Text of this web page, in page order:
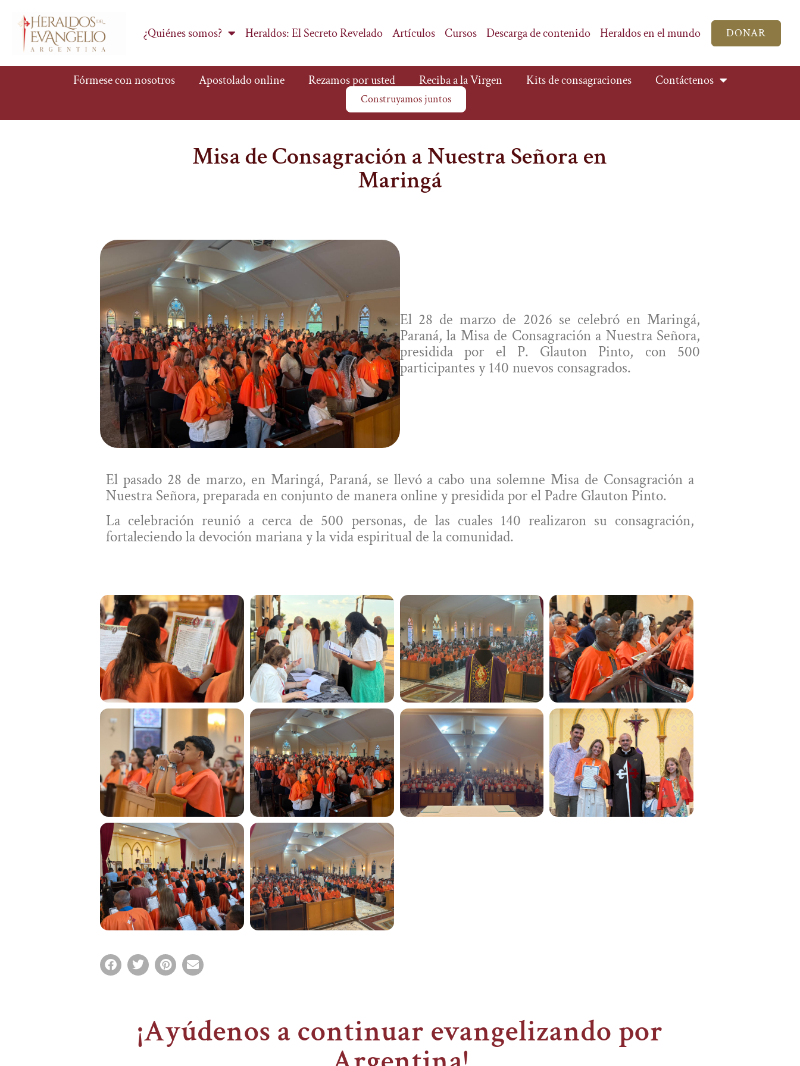
¿Quiénes somos? Heraldos: El Secreto Revelado Artículos Cursos Descarga de contenido Heraldos en el mundo DONAR
Fórmese con nosotros Apostolado online Rezamos por usted Reciba a la Virgen Kits de consagraciones Contáctenos
Construyamos juntos
Misa de Consagración a Nuestra Señora en
Maringá
El 28 de marzo de 2026 se celebró en Maringá,
Paraná, la Misa de Consagración a Nuestra Señora,
presidida por el P. Glauton Pinto, con 500
participantes y 140 nuevos consagrados.
El pasado 28 de marzo, en Maringá, Paraná, se llevó a cabo una solemneMisa de Consagración a
Nuestra Señora, preparada en conjunto de manera online y presidida por el Padre Glauton Pinto.
La celebración reunió a cerca de 500 personas, de las cuales 140 realizaron su consagración,
fortaleciendo la devoción mariana y la vida espiritual de la comunidad.
¡Ayúdenos a continuar evangelizando por